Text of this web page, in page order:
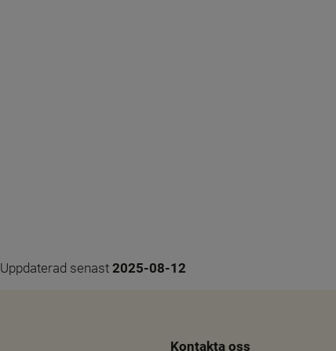
Uppdaterad senast 2025-08-12
Kontakta oss